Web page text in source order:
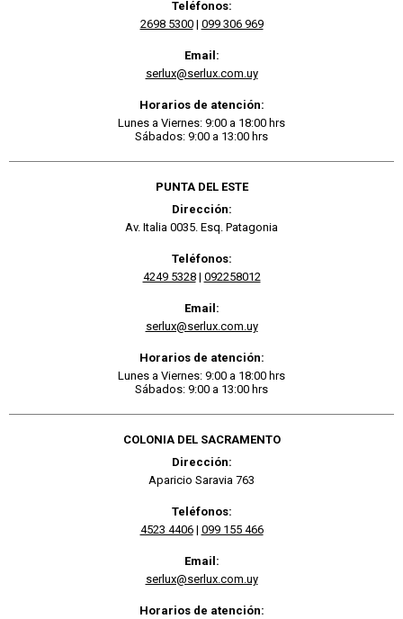
Teléfonos:
2698 5300| 099 306 969
Email:
serlux@serlux.com.uy
Horarios de atención:
Lunes a Viernes: 9:00 a 18:00 hrs
Sábados: 9:00 a 13:00 hrs
PUNTA DEL ESTE
Dirección:
Av. Italia 0035. Esq. Patagonia
Teléfonos:
4249 5328| 092258012
Email:
serlux@serlux.com.uy
Horarios de atención:
Lunes a Viernes: 9:00 a 18:00 hrs
Sábados: 9:00 a 13:00 hrs
COLONIA DEL SACRAMENTO
Dirección:
Aparicio Saravia 763
Teléfonos:
4523 4406| 099 155 466
Email:
serlux@serlux.com.uy
Horarios de atención: